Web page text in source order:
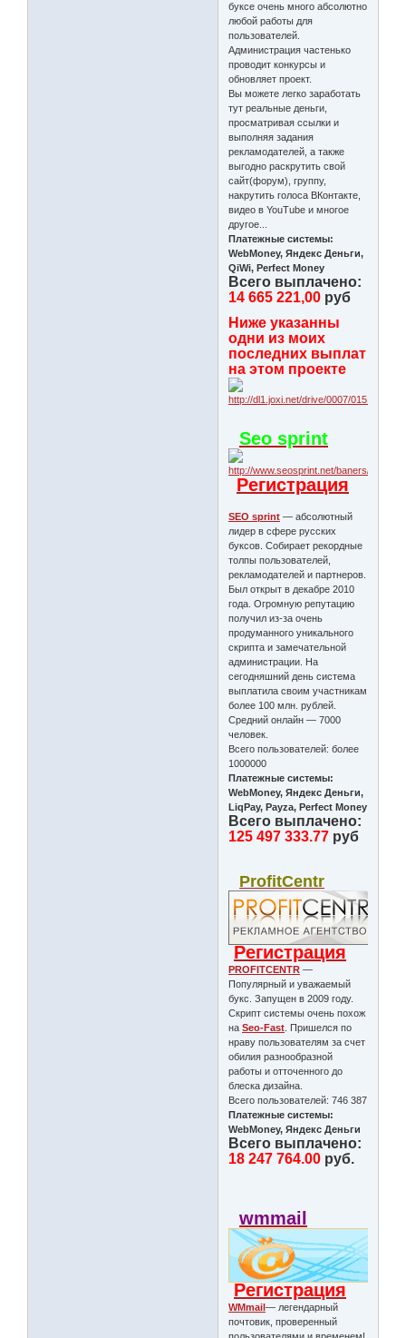
буксе очень много абсолютно
любой работы для
пользователей.
Администрация частенько
проводит конкурсы и
обновляет проект.
Вы можете легко заработать
тут реальные деньги,
просматривая ссылки и
выполняя задания
рекламодателей, а также
выгодно раскрутить свой
сайт(форум), группу,
накрутить голоса ВКонтакте,
видео в YouTube и многое
другое...
Платежные системы:
WebMoney, Яндекс Деньги,
QiWi, Perfect Money
Всего выплачено:
14 665 221,00 руб
Ниже указанны
одни из моих
последних выплат
на этом проекте
Seo sprint
Регистрация
SEO sprint — абсолютный
лидер в сфере русских
буксов. Собирает рекордные
толпы пользователей,
рекламодателей и партнеров.
Был открыт в декабре 2010
года. Огромную репутацию
получил из-за очень
продуманного уникального
скрипта и замечательной
администрации. На
сегодняшний день система
выплатила своим участникам
более 100 млн. рублей.
Средний онлайн — 7000
человек.
Всего пользователей: более
1000000
Платежные системы:
WebMoney, Яндекс Деньги,
LiqPay, Payza, Perfect Money
Всего выплачено:
125 497 333.77 руб
ProfitCentr
Регистрация
PROFITCENTR —
Популярный и уважаемый
букс. Запущен в 2009 году.
Скрипт системы очень похож
наSeo-Fast . Пришелся по
нраву пользователям за счет
обилия разнообразной
работы и отточенного до
блеска дизайна.
Всего пользователей: 746 387
Платежные системы:
WebMoney, Яндекс Деньги
Всего выплачено:
18 247 764.00 руб.
wmmail
Регистрация
WMmail— легендарный
почтовик, проверенный